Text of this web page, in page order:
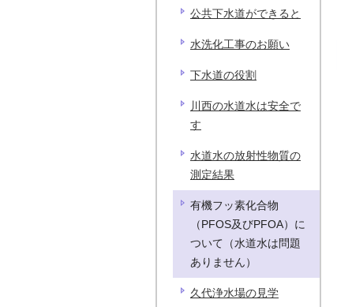
公共下水道ができると
水洗化工事のお願い
下水道の役割
川西の水道水は安全で
す
水道水の放射性物質の
測定結果
有機フッ素化合物
（PFOS及びPFOA）に
ついて（水道水は問題
ありません）
久代浄水場の見学